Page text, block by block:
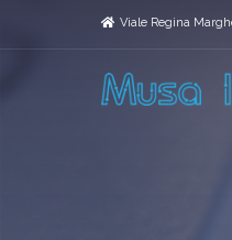
Viale Regina